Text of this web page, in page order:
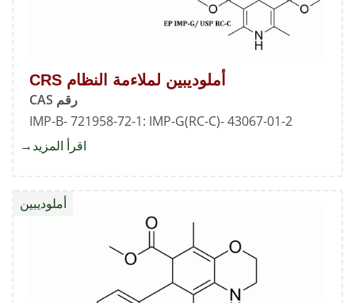
أملوديبين لملاءمة النظام CRS
رقم CAS
IMP-B- 721958-72-1: IMP-G(RC-C)- 43067-01-2
اقرأ المزيد
النظامأملوديبين